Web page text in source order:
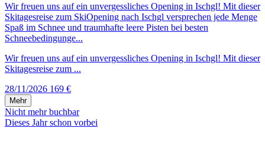
Wir freuen uns auf ein unvergessliches Opening in Ischgl! Mit dieser
Skitagesreise zum SkiOpening nach Ischgl versprechen jede Menge
Spaß im Schnee und traumhafte leere Pisten bei besten
Schneebedingunge...
Wir freuen uns auf ein unvergessliches Opening in Ischgl! Mit dieser
Skitagesreise zum ...
28/11/2026 169 €
Mehr
Nicht mehr buchbar
Dieses Jahr schon vorbei